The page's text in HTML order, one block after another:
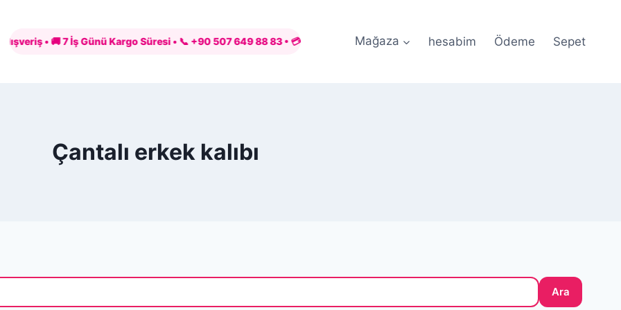
• 🚚 7 İş Günü Kargo Süresi • 📞 +90 507 649 88 83 • 💳 PayTR ile Güvenli Ödeme • 🎀 Özel Tasarım Silikon Kalıplar •
Mağaza hesabim Ödeme Sepet
Çantalı erkek kalıbı
Ara